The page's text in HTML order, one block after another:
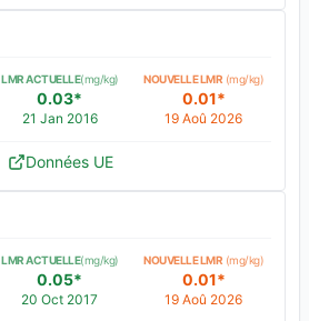
LMR ACTUELLE(mg/kg)
0.03*
21 Jan 2016
NOUVELLE LMR (mg/kg)
0.01*
19 Aoû 2026
Données UE
LMR ACTUELLE(mg/kg)
0.05*
20 Oct 2017
NOUVELLE LMR (mg/kg)
0.01*
19 Aoû 2026